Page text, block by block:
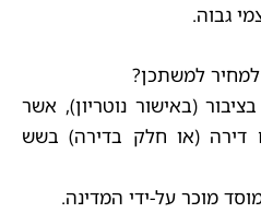
גבוה.
למשתכן?
(באישור נוטריון), אשר
דירה (או חלק בדירה) בשש
מוכר על-ידי המדינה.